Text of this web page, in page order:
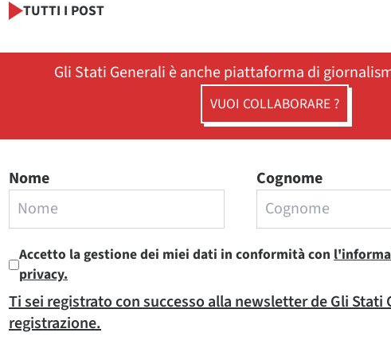
TUTTI I POST
Gli Stati Generali è anche piattaforma di
VUOI COLLABORARE ?
Nome Cognome
Accetto la gestione dei miei dati in conformità con
privacy.
Ti sei registrato con successo alla newsletter de Gli
registrazione.